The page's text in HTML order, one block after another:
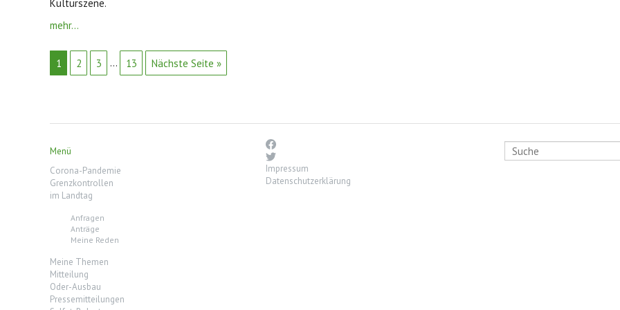
Kulturszene.
mehr...
1 2 3 … 13 Nächste Seite »
Menü
Corona-Pandemie
Grenzkontrollen
im Landtag
Anfragen
Anträge
Meine Reden
Meine Themen
Mitteilung
Oder-Ausbau
Pressemitteilungen
Impressum
Datenschutzerklärung